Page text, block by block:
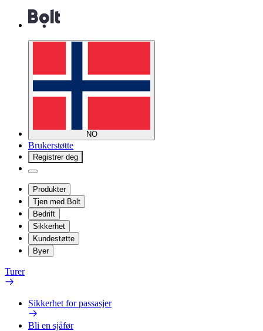
NO
Brukerstøtte
Registrer deg
Produkter
Tjen med Bolt
Bedrift
Sikkerhet
Kundestøtte
Byer
Turer
Sikkerhet for passasjer
Bli en sjåfør